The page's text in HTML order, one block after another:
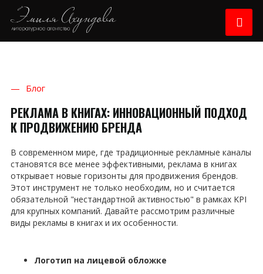
Главная
— Блог
РЕКЛАМА В КНИГАХ: ИННОВАЦИОННЫЙ ПОДХОД
К ПРОДВИЖЕНИЮ БРЕНДА
В современном мире, где традиционные рекламные каналы
становятся все менее эффективными, реклама в книгах
открывает новые горизонты для продвижения брендов.
Этот инструмент не только необходим, но и считается
обязательной "нестандартной активностью" в рамках KPI
для крупных компаний. Давайте рассмотрим различные
виды рекламы в книгах и их особенности.
Логотип на лицевой обложке